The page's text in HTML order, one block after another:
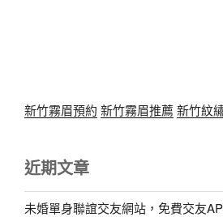
新竹霧眉預約 新竹霧眉推薦 新竹紋
近期文章
未婚單身聯誼交友網站，免費交友